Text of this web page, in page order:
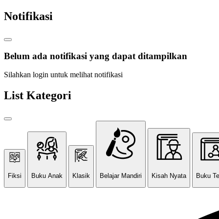
Notifikasi
Belum ada notifikasi yang dapat ditampilkan
Silahkan login untuk melihat notifikasi
List Kategori
Fiksi Buku Anak Klasik Belajar Mandiri Kisah Nyata Buku